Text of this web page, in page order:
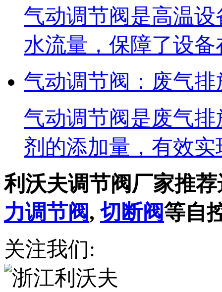
气动调节阀是高温
水流量，保障了设
气动调节阀：废气排
气动调节阀是废气
剂的添加量，有效
利沃夫调节阀厂家推
力调节阀,切断阀等自
关注我们: